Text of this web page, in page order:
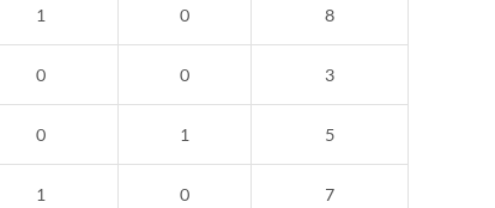
1 0 8
0 0 3
0 1 5
1 0 7